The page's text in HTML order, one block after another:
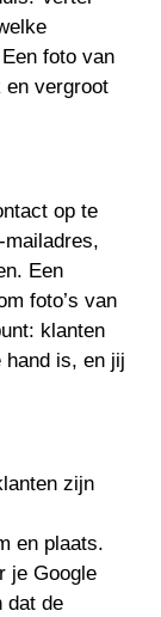
foto van
en vergroot
op te
mailadres,
Een
foto’s van
klanten
hand is, en jij
zijn
en plaats.
je Google
dat de